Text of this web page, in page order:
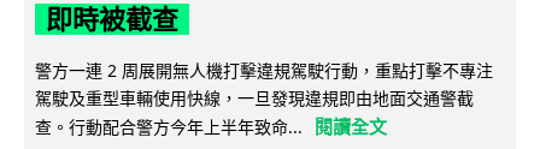
即時被截查
警方一連 2 周展開無人機打擊違規駕駛行動，重點打擊不專注
駕駛及重型車輛使用快線，一旦發現違規即由地面交通警截
查。行動配合警方今年上半年致命...
閱讀全文